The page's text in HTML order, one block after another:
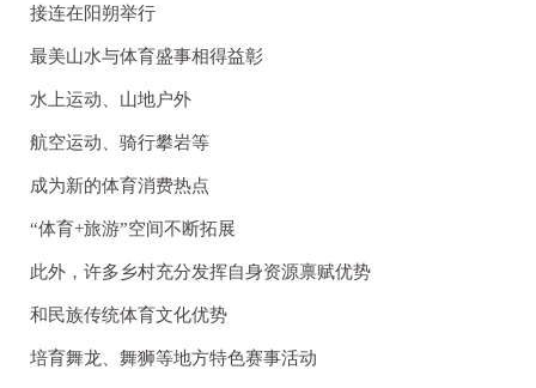
接连在阳朔举行
最美山水与体育盛事相得益彰
水上运动、山地户外
航空运动、骑行攀岩等
成为新的体育消费热点
“体育+旅游”空间不断拓展
此外，许多乡村充分发挥自身资源禀赋优势
和民族传统体育文化优势
培育舞龙、舞狮等地方特色赛事活动